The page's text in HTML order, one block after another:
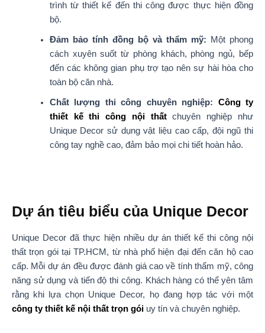
trình từ thiết kế đến thi công được thực hiện đồng
bộ.
Đảm bảo tính đồng bộ và thẩm mỹ: Một phong
cách xuyên suốt từ phòng khách, phòng ngủ, bếp
đến các không gian phụ trợ tạo nên sự hài hòa cho
toàn bộ căn nhà.
Chất lượng thi công chuyên nghiệp: Công ty
thiết kế thi công nội thấtchuyên nghiệp như
Unique Decor sử dụng vật liệu cao cấp, đội ngũ thi
công tay nghề cao, đảm bảo mọi chi tiết hoàn hảo.
Dự án tiêu biểu của Unique Decor
Unique Decor đã thực hiện nhiều dự án thiết kế thi công nội
thất trọn gói tại TP.HCM, từ nhà phố hiện đại đến căn hộ cao
cấp. Mỗi dự án đều được đánh giá cao về tính thẩm mỹ, công
năng sử dụng và tiến độ thi công. Khách hàng có thể yên tâm
rằng khi lựa chọn Unique Decor, họ đang hợp tác với một
công ty thiết kế nội thất trọn gói uy tín và chuyên nghiệp.